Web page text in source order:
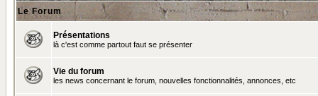
Le Forum
Présentations
là c'est comme partout faut se présenter
Vie du forum
les news concernant le forum, nouvelles fonctionnalités, annonces, etc